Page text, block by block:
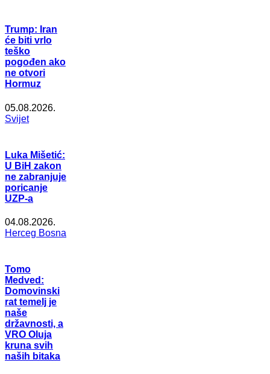
Trump: Iran
će biti vrlo
teško
pogođen ako
ne otvori
Hormuz
05.08.2026.
Svijet
Luka Mišetić:
U BiH zakon
ne zabranjuje
poricanje
UZP-a
04.08.2026.
Herceg Bosna
Tomo
Medved:
Domovinski
rat temelj je
naše
državnosti, a
VRO Oluja
kruna svih
naših bitaka